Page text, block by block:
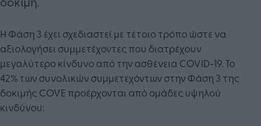
Η Φάση 3 έχει σχεδιαστεί με τέτοιο τρόπο ώστε να
αξιολογήσει συμμετέχοντες που διατρέχουν
μεγαλύτερο κίνδυνο από την ασθένεια COVID-19. Το
42% των συνολικών συμμετεχόντων στην Φάση 3 της
δοκιμής COVE προέρχονται από ομάδες υψηλού
κινδύνου: